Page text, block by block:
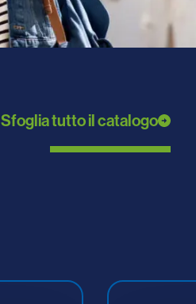
Sfoglia tutto il catalogo